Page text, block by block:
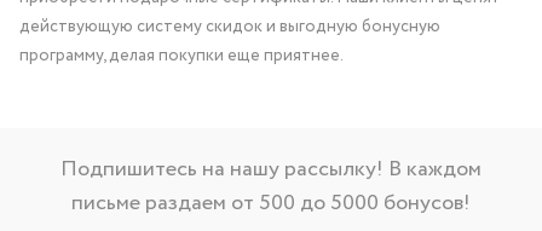
действующую систему скидок и выгодную бонусную
программу, делая покупки еще приятнее.
Подпишитесь на нашу рассылку! В каждом
письме раздаем от 500 до 5000 бонусов!